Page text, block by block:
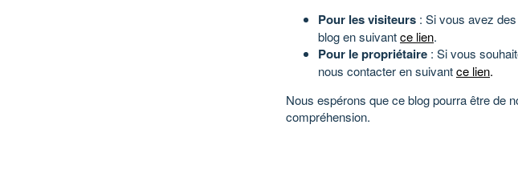
Pour les visiteurs : Si vous avez
blog en suivantce lien.
Pour le propriétaire : Si vous
nous contacter en suivantce lien.
Nous espérons que ce blog pourra être de
compréhension.